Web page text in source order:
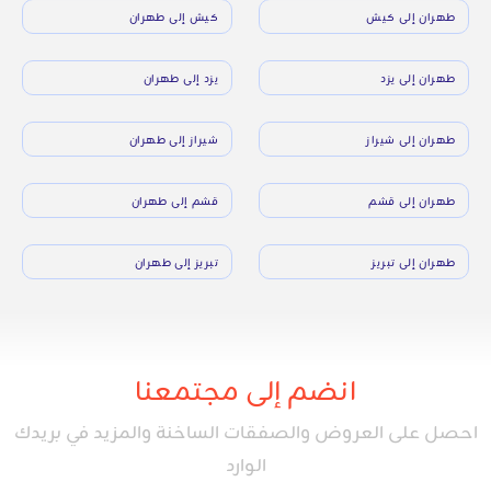
طهران إلى كيش كيش إلى طهران
طهران إلى يزد يزد إلى طهران
طهران إلى شيراز شيراز إلى طهران
طهران إلى قشم قشم إلى طهران
طهران إلى تبريز تبريز إلى طهران
انضم إلى مجتمعنا
احصل على العروض والصفقات الساخنة والمزيد في بريدك
الوارد